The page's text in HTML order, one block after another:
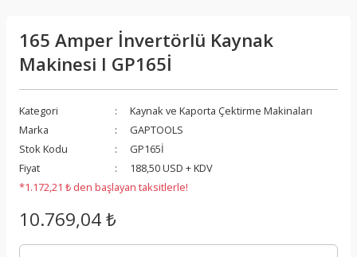
165 Amper İnvertörlü Kaynak
Makinesi I GP165İ
Kategori
Kaynak ve Kaporta Çektirme Makinaları
Marka
GAPTOOLS
Stok Kodu
GP165İ
Fiyat
188,50 USD + KDV
*1.172,21 ₺ den başlayan taksitlerle!
10.769,04 ₺